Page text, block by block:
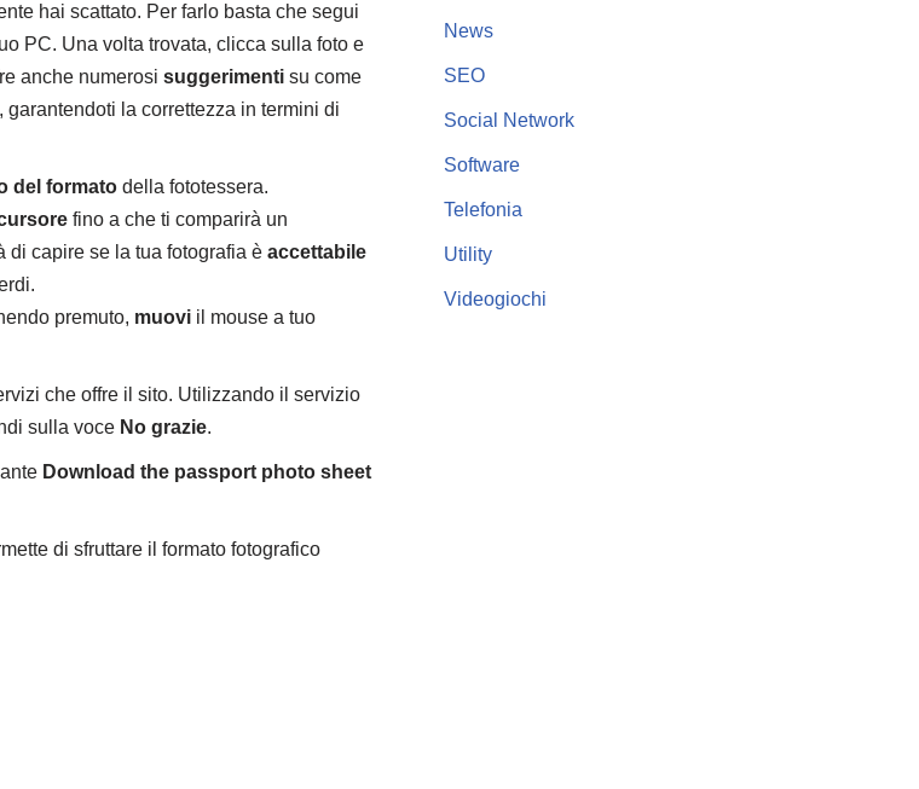
hai scattato. Per farlo basta che segui
PC. Una volta trovata, clicca sulla foto e
anche numerosi suggerimenti su come
la correttezza in termini di
del formato della fototessera.
fino a che ti comparirà un
di capire se la tua fotografia è accettabile
premuto, muovi il mouse a tuo
che offre il sito. Utilizzando il servizio
sulla voce No grazie.
Download the passport photo sheet
di sfruttare il formato fotografico
News
SEO
Social Network
Software
Telefonia
Utility
Videogiochi